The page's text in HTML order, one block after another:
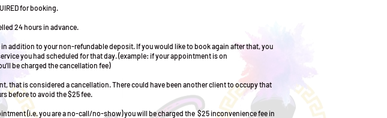
for booking.
24 hours in advance.
addition to your non-refundable deposit. If you would like to book again after that, you
you had scheduled for that day. (example: if your appointment is on
be charged the cancellation fee)
that is considered a cancellation. There could have been another client to occupy that
before to avoid the $25 fee.
(i.e. you are a no-call/no-show) you will be charged the $25 inconvenience fee in